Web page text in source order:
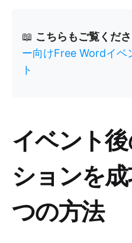
📖 こちらもご覧くださ
ー向けFree Wordイベ
ト
イベント
ションを
つの方法